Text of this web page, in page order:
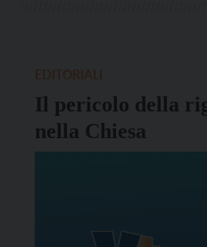
Il pericolo della
nella Chiesa